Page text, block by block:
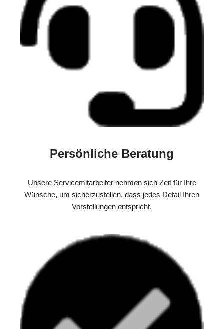
Persönliche Beratung
Unsere Servicemitarbeiter nehmen sich Zeit für Ihre
Wünsche, um sicherzustellen, dass jedes Detail Ihren
Vorstellungen entspricht.